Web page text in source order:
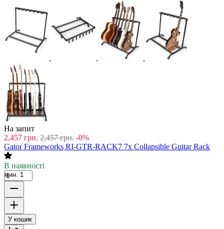
На запит
2,457 грн. 2,457 грн. -0%
Gator Frameworks RI-GTR-RACK7 7x Collapsible Guitar Rack
В наявності
мин. 1
У кошик